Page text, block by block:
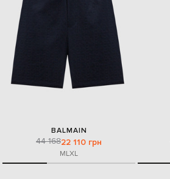
BALMAIN
44 16822 110 грн
MLXL